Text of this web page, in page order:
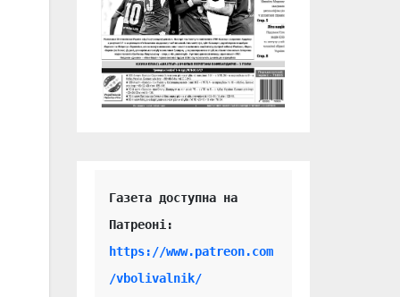
Газета доступна на
https://www.patreon.com
/vbolivalnik/